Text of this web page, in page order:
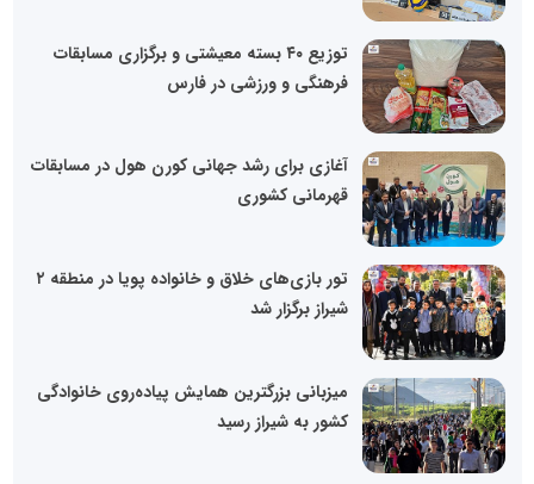
توزیع ۴۰ بسته معیشتی و برگزاری مسابقات
فرهنگی و ورزشی در فارس
آغازی برای رشد جهانی کورن هول در مسابقات
قهرمانی کشوری
تور بازی‌های خلاق و خانواده پویا در منطقه ۲
شیراز برگزار شد
میزبانی بزرگترین همایش پیاده‌روی خانوادگی
کشور به شیراز رسید